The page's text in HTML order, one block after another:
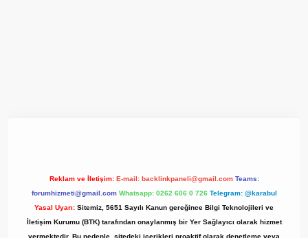
Reklam ve İletişim: E-mail: backlinkpaneli@gmail.com Teams:
forumhizmeti@gmail.com Whatsapp: 0262 606 0 726 Telegram: @karabul
Yasal Uyarı: Sitemiz, 5651 Sayılı Kanun gereğince Bilgi Teknolojileri ve
İletişim Kurumu (BTK) tarafından onaylanmış bir Yer Sağlayıcı olarak hizmet
vermektedir. Bu nedenle, sitedeki içerikleri proaktif olarak denetleme veya